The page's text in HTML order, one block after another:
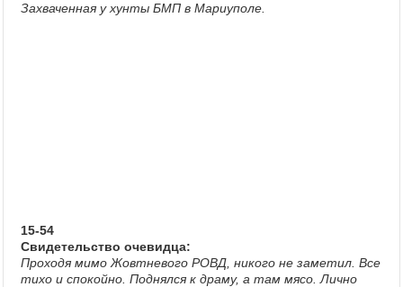
Захваченная у хунты БМП в Мариуполе.
15-54
Свидетельство очевидца:
Проходя мимо Жовтневого РОВД, никого не заметил. Все
тихо и спокойно. Поднялся к драму, а там мясо. Лично